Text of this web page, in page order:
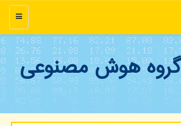
منو
گروه هوش مصنوعی